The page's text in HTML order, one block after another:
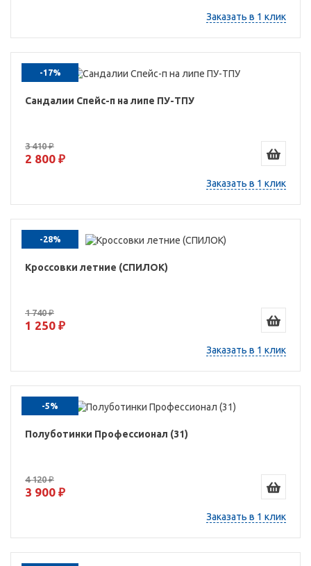
Заказать в 1 клик
-17%
Сандалии Спейс-п на липе ПУ-ТПУ
3 410 ₽
2 800 ₽
Заказать в 1 клик
-28%
Кроссовки летние (СПИЛОК)
1 740 ₽
1 250 ₽
Заказать в 1 клик
-5%
Полуботинки Профессионал (31)
4 120 ₽
3 900 ₽
Заказать в 1 клик